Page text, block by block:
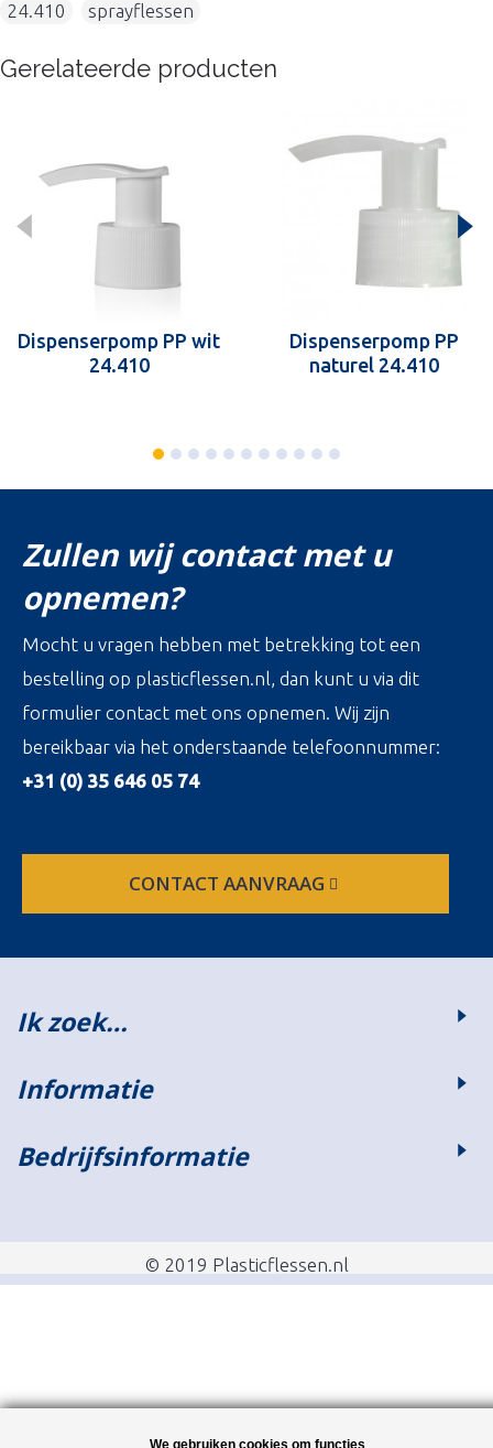
24.410
sprayflessen
Gerelateerde producten
Dispenserpomp PP wit
24.410
Dispenserpomp PP
naturel 24.410
Zullen wij contact met u
opnemen?
Mocht u vragen hebben met betrekking tot een
bestelling op plasticflessen.nl, dan kunt u via dit
formulier contact met ons opnemen. Wij zijn
bereikbaar via het onderstaande telefoonnummer:
+31 (0) 35 646 05 74
CONTACT AANVRAAG
Ik zoek…
Informatie
Bedrijfsinformatie
© 2019 Plasticflessen.nl
We gebruiken cookies om functies